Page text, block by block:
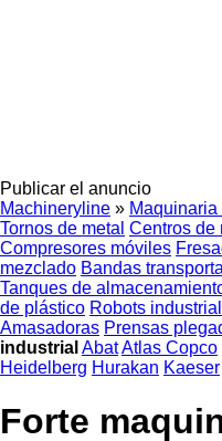
Publicar el anuncio
Machineryline » Maquinaria
Tornos de metal Centros de
Compresores móviles
mezclado Bandas
Tanques de
de plástico Robots
Amasadoras Prensas
industrial AbatAtlas Copco
Heidelberg Hurakan Kaeser
Forte